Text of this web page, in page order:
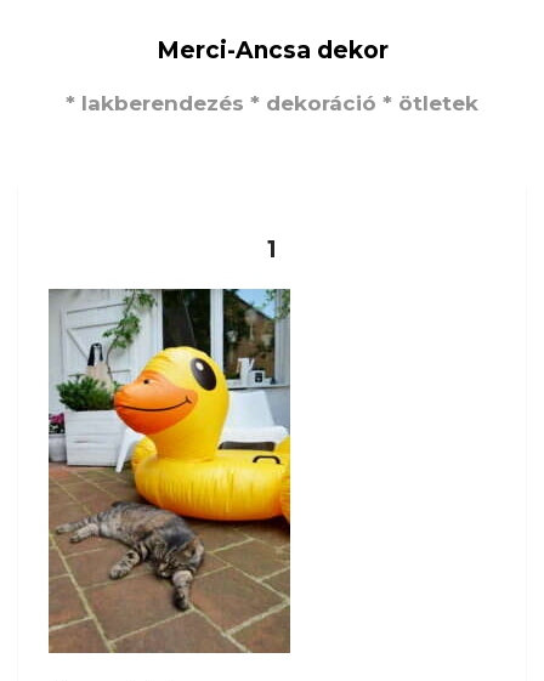
Merci-Ancsa dekor
* lakberendezés * dekoráció * ötletek
1